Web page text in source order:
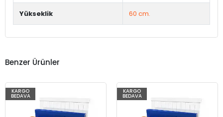
Yükseklik 60 cm.
Benzer Ürünler
KARGO
BEDAVA
KARGO
BEDAVA